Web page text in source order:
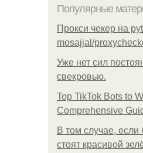
Популярные
Прокси чекер на
mosajjal/
Уже нет сил
свекровью.
Top TikTok Bots to
Comprehensive
В том случае,
стоят красивой